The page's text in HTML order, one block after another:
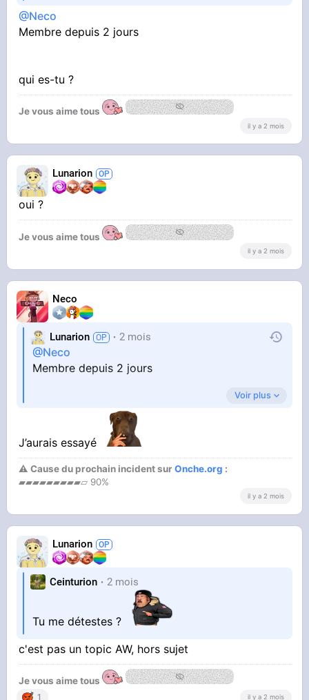
@Neco
Membre depuis 2 jours
qui es-tu ?
Je vous aime tous
il y a 2 mois
Lunarion
oui ?
Je vous aime tous
il y a 2 mois
Neco
Lunarion 2 mois
@Neco
Membre depuis 2 jours
Voir plus
J’aurais essayé
⚠ Cause du prochain incident surOnche.org :
▰▰▰▰▰▰▰▰▰▱ 90%
il y a 2 mois
Lunarion
Ceinturion 2 mois
Tu me détestes ?
c'est pas un topic AW, hors sujet
Je vous aime tous
1 il y a 2 mois